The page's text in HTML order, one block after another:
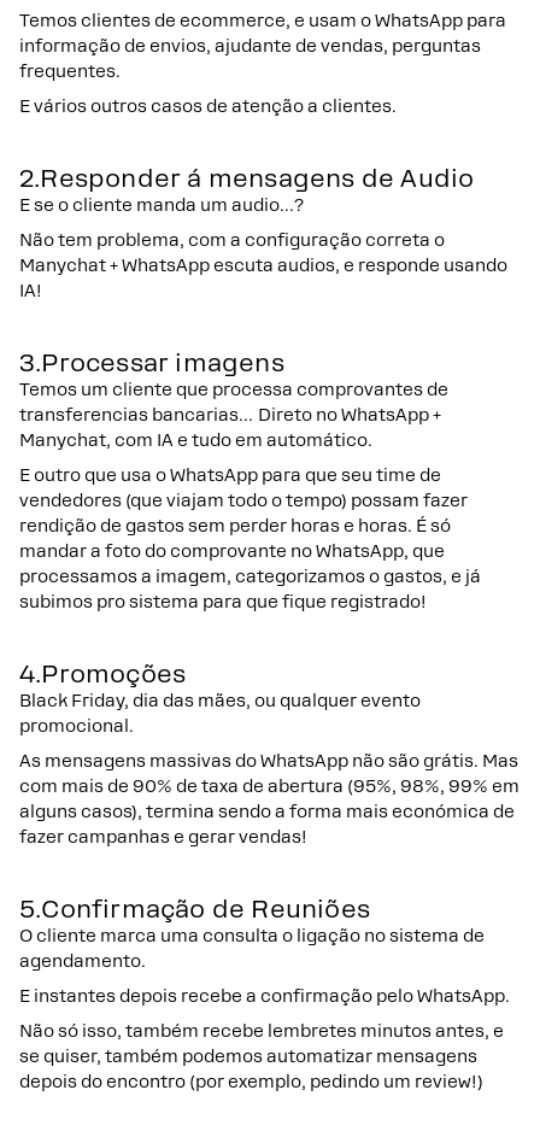
Temos clientes de ecommerce, e usam o WhatsApp para
informação de envios, ajudante de vendas, perguntas
frequentes.
E vários outros casos de atenção a clientes.
2.Responder á mensagens de Audio
E se o cliente manda um audio…?
Não tem problema, com a configuração correta o
Manychat + WhatsApp escuta audios, e responde usando
IA!
3.Processar imagens
Temos um cliente que processa comprovantes de
transferencias bancarias… Direto no WhatsApp +
Manychat, com IA e tudo em automático.
E outro que usa o WhatsApp para que seu time de
vendedores (que viajam todo o tempo) possam fazer
rendição de gastos sem perder horas e horas. É só
mandar a foto do comprovante no WhatsApp, que
processamos a imagem, categorizamos o gastos, e já
subimos pro sistema para que fique registrado!
​​​​​​​4.Promoções
Black Friday, dia das mães, ou qualquer evento
promocional.
As mensagens massivas do WhatsApp não são grátis. Mas
com mais de 90% de taxa de abertura (95%, 98%, 99% em
alguns casos), termina sendo a forma mais económica de
fazer campanhas e gerar vendas!
5.Confirmação de Reuniões
O cliente marca uma consulta o ligação no sistema de
agendamento.
E instantes depois recebe a confirmação pelo WhatsApp.
Não só isso, também recebe lembretes minutos antes, e
se quiser, também podemos automatizar mensagens
depois do encontro (por exemplo, pedindo um review!)